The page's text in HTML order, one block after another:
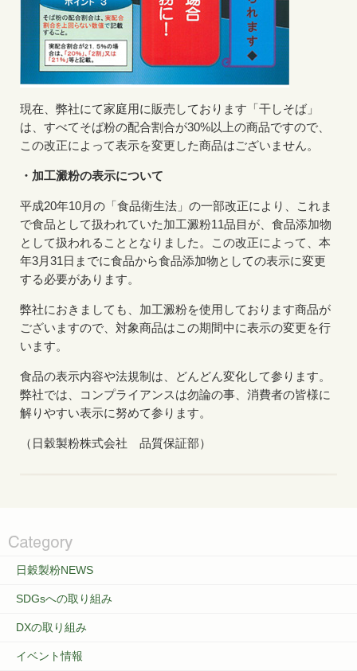
現在、弊社にて家庭用に販売しております「干しそば」
は、すべてそば粉の配合割合が30%以上の商品ですので、
この改正によって表示を変更した商品はございません。
・加工澱粉の表示について
平成20年10月の「食品衛生法」の一部改正により、これま
で食品として扱われていた加工澱粉11品目が、食品添加物
として扱われることとなりました。この改正によって、本
年3月31日までに食品から食品添加物としての表示に変更
する必要があります。
弊社におきましても、加工澱粉を使用しております商品が
ございますので、対象商品はこの期間中に表示の変更を行
います。
食品の表示内容や法規制は、どんどん変化して参ります。
弊社では、コンプライアンスは勿論の事、消費者の皆様に
解りやすい表示に努めて参ります。
（日穀製粉株式会社 品質保証部）
日穀製粉NEWS
SDGsへの取り組み
DXの取り組み
イベント情報